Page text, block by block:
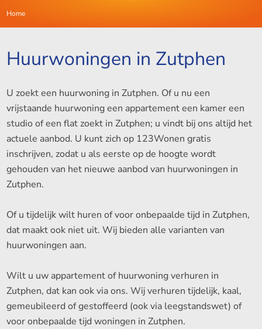
Home
Huurwoningen in Zutphen
U zoekt een huurwoning in Zutphen. Of u nu een
vrijstaande huurwoning een appartement een kamer een
studio of een flat zoekt in Zutphen; u vindt bij ons altijd het
actuele aanbod. U kunt zich op 123Wonen gratis
inschrijven, zodat u als eerste op de hoogte wordt
gehouden van het nieuwe aanbod van huurwoningen in
Zutphen.
Of u tijdelijk wilt huren of voor onbepaalde tijd in Zutphen,
dat maakt ook niet uit. Wij bieden alle varianten van
huurwoningen aan.
Wilt u uw appartement of huurwoning verhuren in
Zutphen, dat kan ook via ons. Wij verhuren tijdelijk, kaal,
gemeubileerd of gestoffeerd (ook via leegstandswet) of
voor onbepaalde tijd woningen in Zutphen.